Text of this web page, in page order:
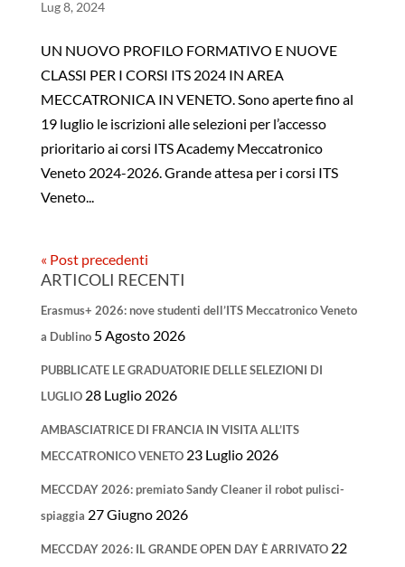
Lug 8, 2024
UN NUOVO PROFILO FORMATIVO E NUOVE
CLASSI PER I CORSI ITS 2024 IN AREA
MECCATRONICA IN VENETO. Sono aperte fino al
19 luglio le iscrizioni alle selezioni per l’accesso
prioritario ai corsi ITS Academy Meccatronico
Veneto 2024-2026. Grande attesa per i corsi ITS
Veneto...
« Post precedenti
ARTICOLI RECENTI
Erasmus+ 2026: nove studenti dell’ITS Meccatronico Veneto
a Dublino 5 Agosto 2026
PUBBLICATE LE GRADUATORIE DELLE SELEZIONI DI
LUGLIO 28 Luglio 2026
AMBASCIATRICE DI FRANCIA IN VISITA ALL’ITS
MECCATRONICO VENETO 23 Luglio 2026
MECCDAY 2026: premiato Sandy Cleaner il robot pulisci-
spiaggia 27 Giugno 2026
MECCDAY 2026: IL GRANDE OPEN DAY È ARRIVATO 22